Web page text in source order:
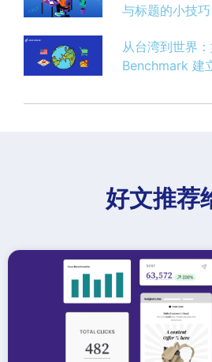
与标题的小技巧
从台湾到世界
Benchmark 建
好文推荐